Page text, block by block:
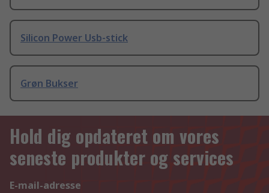
Silicon Power Usb-stick
Grøn Bukser
Hold dig opdateret om vores
seneste produkter og services
E-mail-adresse